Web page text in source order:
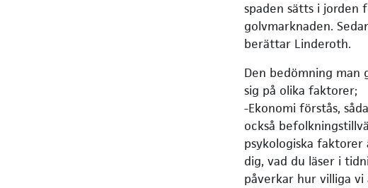
spaden sätts i
golvmarknaden.
berättar Linderoth.
Den bedömning
sig på olika faktorer;
-Ekonomi förstås,
också
psykologiska faktorer
dig, vad du läser i
påverkar hur villiga